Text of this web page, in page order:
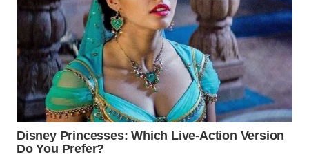
WN
BEKASI
WN
BOGOR
DEPOK